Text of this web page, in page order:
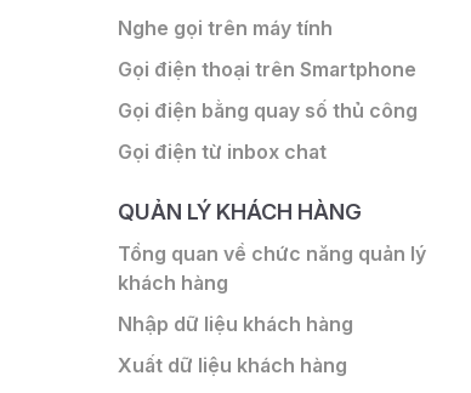
Nghe gọi trên máy tính
Gọi điện thoại trên Smartphone
Gọi điện bằng quay số thủ công
Gọi điện từ inbox chat
QUẢN LÝ KHÁCH HÀNG
Tổng quan về chức năng quản lý
khách hàng
Nhập dữ liệu khách hàng
Xuất dữ liệu khách hàng